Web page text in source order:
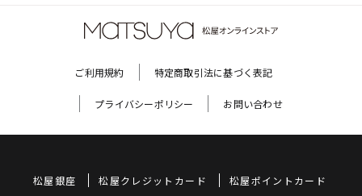
ご利用規約 特定商取引法に基づく表記
プライバシーポリシー お問い合わせ
松屋銀座 松屋クレジットカード 松屋ポイントカード